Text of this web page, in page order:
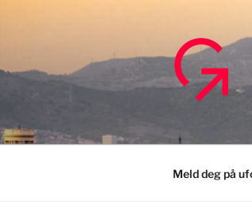
Meld deg på